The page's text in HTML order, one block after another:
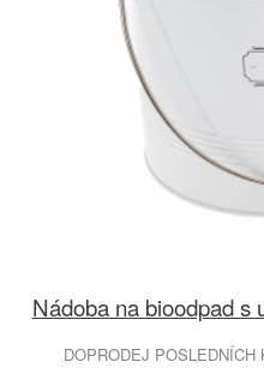
Nádoba na bioodpad s
DOPRODEJ